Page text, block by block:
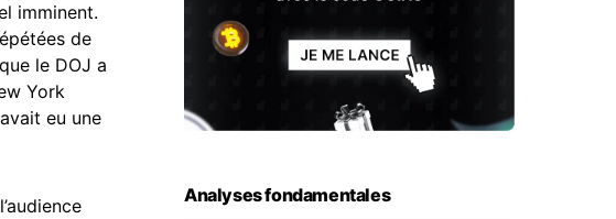
imminent.
de
le DOJ a
York
eu une
Analyses fondamentales